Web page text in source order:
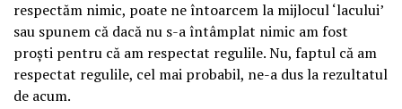
respectăm nimic, poate ne întoarcem la mijlocul ‘lacului’
sau spunem că dacă nu s-a întâmplat nimic am fost
proști pentru că am respectat regulile. Nu, faptul că am
respectat regulile, cel mai probabil, ne-a dus la rezultatul
de acum.